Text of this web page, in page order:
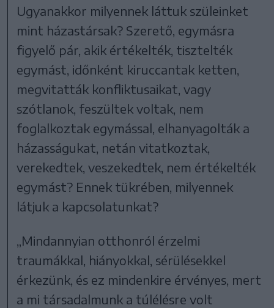
Ugyanakkor milyennek láttuk szüleinket
mint házastársak? Szerető, egymásra
figyelő pár, akik értékelték, tisztelték
egymást, időnként kiruccantak ketten,
megvitatták konfliktusaikat, vagy
szótlanok, feszültek voltak, nem
foglalkoztak egymással, elhanyagolták a
házasságukat, netán vitatkoztak,
verekedtek, veszekedtek, nem értékelték
egymást? Ennek tükrében, milyennek
látjuk a kapcsolatunkat?
„Mindannyian otthonról érzelmi
traumákkal, hiányokkal, sérülésekkel
érkezünk, és ez mindenkire érvényes, mert
a mi társadalmunk a túlélésre volt